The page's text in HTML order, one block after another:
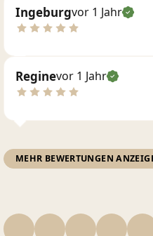
Ingeburgvor 1 Jahr
Reginevor 1 Jahr
MEHR BEWERTUNGEN